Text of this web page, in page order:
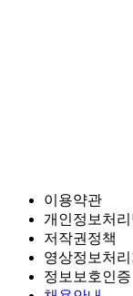
이용약관
개인정보처리
저작권정책
영상정보처
정보보호인증